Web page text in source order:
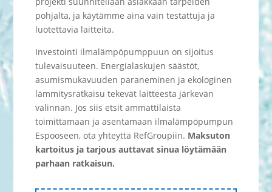
pohjalta, ja käytämme aina vain testattuja ja
luotettavia laitteita.
Investointi ilmalämpöpumppuun on sijoitus
tulevaisuuteen. Energialaskujen säästöt,
asumismukavuuden paraneminen ja ekologinen
lämmitysratkaisu tekevät laitteesta järkevän
valinnan. Jos siis etsit ammattilaista
toimittamaan ja asentamaan ilmalämpöpumpun
Espooseen, ota yhteyttä RefGroupiin. Maksuton
kartoitus ja tarjous auttavat sinua löytämään
parhaan ratkaisun.